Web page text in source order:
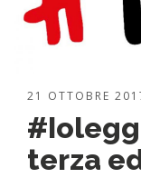
21 OTTOBRE
terza